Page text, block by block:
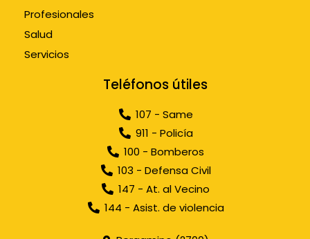
Profesionales
Salud
Servicios
Teléfonos útiles
107 - Same
911 - Policía
100 - Bomberos
103 - Defensa Civil
147 - At. al Vecino
144 - Asist. de violencia